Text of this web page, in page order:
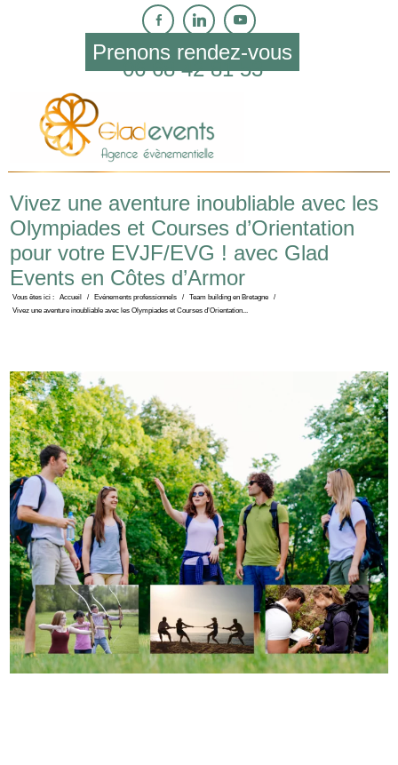
Prenons rendez-vous
06 68 42 81 53
Vivez une aventure inoubliable avec les
Olympiades et Courses d’Orientation
pour votre EVJF/EVG ! avec Glad
Events en Côtes d’Armor
Vous êtes ici : Accueil / Evénements professionnels / Team building en Bretagne
/
Vivez une aventure inoubliable avec les Olympiades et Courses d’Orientation...